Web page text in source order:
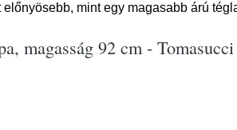
mint egy magasabb árú
magasság 92 cm - Tomasucci